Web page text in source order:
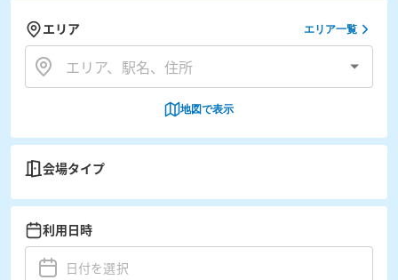
エリア エリア一覧
地図で表示
会場タイプ
利用日時